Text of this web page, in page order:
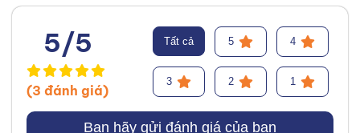
cân bằng lốp hiệu suất cao.
Trước đó, tôi đã tích lũy kinh
nghiệm tại hãng Mercedes với vai
trò kỹ sư Công Nghệ Ô Tô. Tôi tự
hào đã tư vấn thành công cho
hơn 3000+ khách hàng, giúp họ
5/5
(3 đánh giá)
Tất cả 5 4
3 2 1
Bạn hãy gửi đánh giá của bạn